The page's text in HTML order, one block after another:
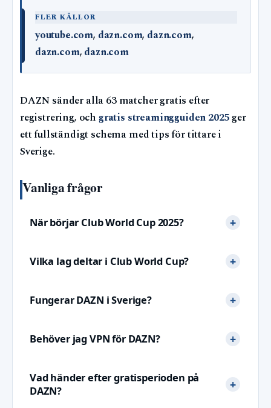
FLER KÄLLOR
youtube.com, dazn.com, dazn.com,
dazn.com, dazn.com
DAZN sänder alla 63 matcher gratis efter
registrering, och gratis streamingguiden 2025ger
ett fullständigt schema med tips för tittare i
Sverige.
Vanliga frågor
När börjar Club World Cup 2025?
Vilka lag deltar i Club World Cup?
Fungerar DAZN i Sverige?
Behöver jag VPN för DAZN?
Vad händer efter gratisperioden på
DAZN?